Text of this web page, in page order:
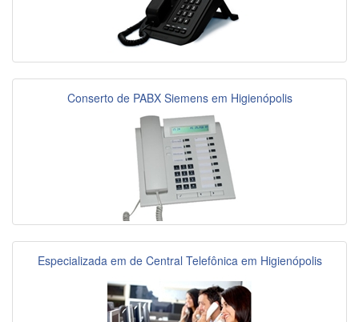
Conserto de PABX Siemens em Higienópolis
Especializada em de Central Telefônica em Higienópolis